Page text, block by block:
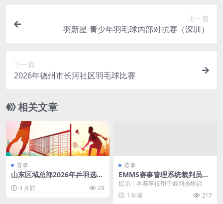
上一篇
羽新星-青少年羽毛球内部对抗赛（深圳）
下一篇
2026年德州市长河社区羽毛球比赛
相关文章
赛事
山东区域总部2026年乒羽选拔
3 月前 29
赛事
EMMS赛事管理系统裁判员培
训模拟赛
提示：本赛事仅用于裁判员培训
1 年前
217